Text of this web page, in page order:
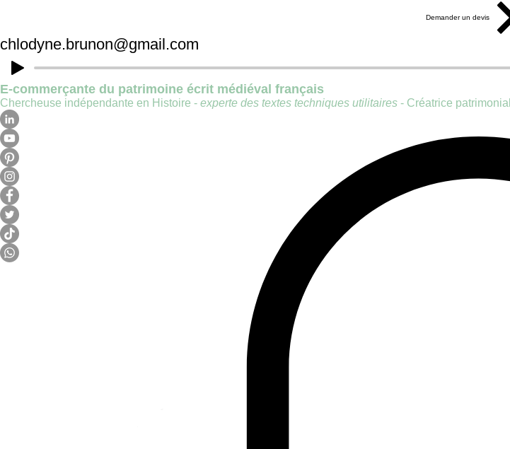
Demander un devis
chlodyne.brunon@gmail.com
E-commerçante du patrimoine écrit médiéval français
Chercheuse indépendante en Histoire - experte des textes techniques utilitaires - Créatrice